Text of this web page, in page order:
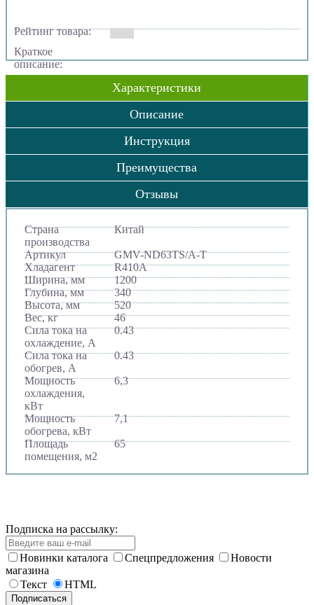
Рейтинг товара:
Краткое
описание:
Характеристики
Описание
Инструкция
Преимущества
Отзывы
Страна
производства
Китай
Артикул
GMV-ND63TS/A-T
Хладагент
R410A
Ширина, мм
1200
Глубина, мм
340
Высота, мм
520
Вес, кг
46
Сила тока на
охлаждение, А
0.43
Сила тока на
обогрев, А
0.43
Мощность
охлаждения,
кВт
6,3
Мощность
обогрева, кВт
7,1
Площадь
помещения, м2
65
Подписка на рассылку:
Новинки каталога Спецпредложения
Новости
магазина
Текст
HTML